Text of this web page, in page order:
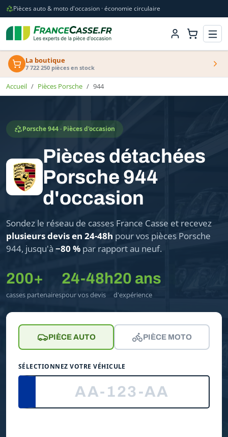
Pièces auto & moto d'occasion · économie circulaire
La boutique
7 722 250 pièces en stock
Accueil Pièces Porsche 944
Porsche 944 · Pièces d'occasion
Pièces détachées
Porsche 944
d'occasion
Sondez le réseau de casses France Casse et recevez
plusieurs devis en 24-48h pour vos pièces Porsche
944, jusqu'à −80 % par rapport au neuf.
200+
casses partenaires
24-48h
pour vos devis
20 ans
d'expérience
PIÈCE AUTO PIÈCE MOTO
SÉLECTIONNEZ VOTRE VÉHICULE